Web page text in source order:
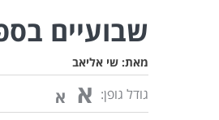
שבועיים
מאת: שי אליאב
גודל גופן: א א